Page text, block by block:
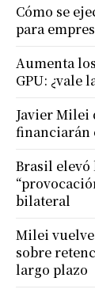
Cómo se
para
Aumenta
GPU: ¿vale
Javier Milei
financiarán
Brasil
bilateral
Milei vuelve
sobre
largo plazo